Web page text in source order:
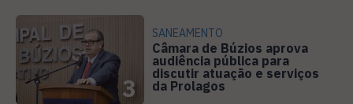
3
SANEAMENTO
Câmara de Búzios aprova
audiência pública para
discutir atuação e serviços
da Prolagos